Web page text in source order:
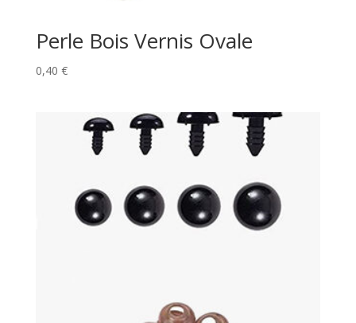
Perle Bois Vernis Ovale
0,40 €